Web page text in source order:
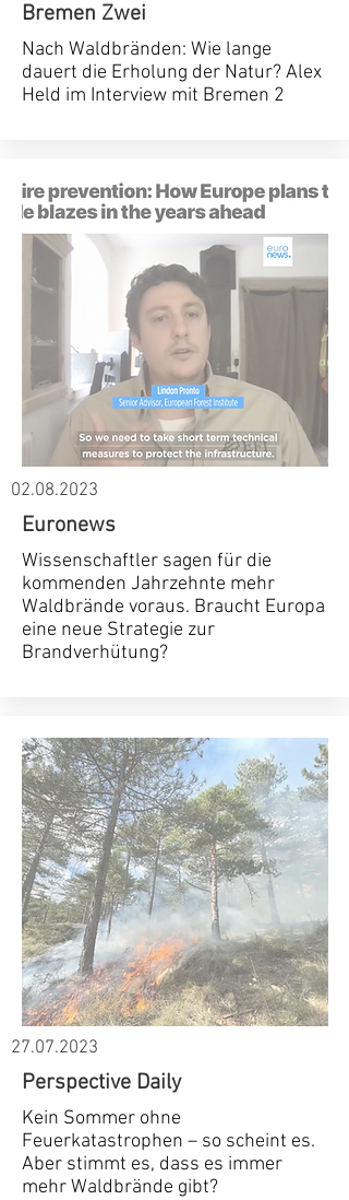
Bremen Zwei
Nach Waldbränden: Wie lange
dauert die Erholung der Natur? Alex
Held im Interview mit Bremen 2
02.08.2023
Euronews
Wissenschaftler sagen für die
kommenden Jahrzehnte mehr
Waldbrände voraus. Braucht Europa
eine neue Strategie zur
Brandverhütung?
27.07.2023
Perspective Daily
Kein Sommer ohne
Feuerkatastrophen – so scheint es.
Aber stimmt es, dass es immer
mehr Waldbrände gibt?